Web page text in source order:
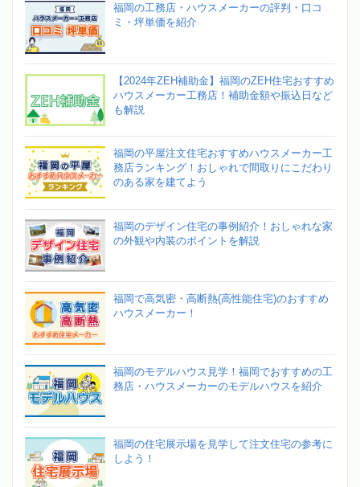
福岡の工務店・ハウスメーカーの評判・口コ
ミ・坪単価を紹介
【2024年ZEH補助金】福岡のZEH住宅おすすめ
ハウスメーカー工務店！補助金額や振込日など
も解説
福岡の平屋注文住宅おすすめハウスメーカー工
務店ランキング！おしゃれで間取りにこだわり
のある家を建てよう
福岡のデザイン住宅の事例紹介！おしゃれな家
の外観や内装のポイントを解説
福岡で高気密・高断熱(高性能住宅)のおすすめ
ハウスメーカー！
福岡のモデルハウス見学！福岡でおすすめの工
務店・ハウスメーカーのモデルハウスを紹介
福岡の住宅展示場を見学して注文住宅の参考に
しよう！